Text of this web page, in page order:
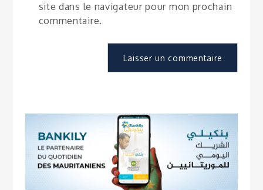
site dans le navigateur pour mon prochain
commentaire.